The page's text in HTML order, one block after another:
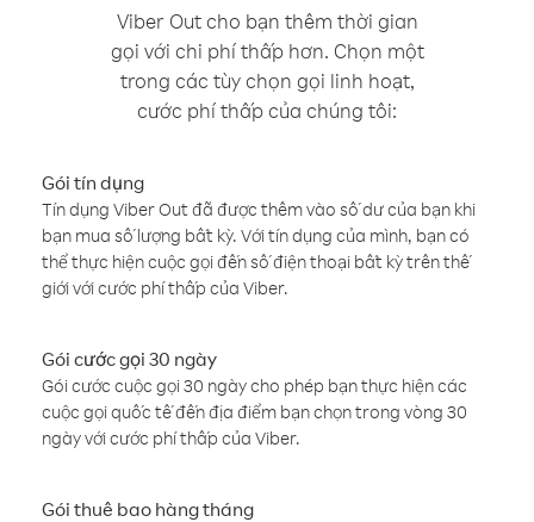
Viber Out cho bạn thêm thời gian
gọi với chi phí thấp hơn. Chọn một
trong các tùy chọn gọi linh hoạt,
cước phí thấp của chúng tôi:
Gói tín dụng
Tín dụng Viber Out đã được thêm vào số dư của bạn khi
bạn mua số lượng bất kỳ. Với tín dụng của mình, bạn có
thể thực hiện cuộc gọi đến số điện thoại bất kỳ trên thế
giới với cước phí thấp của Viber.
Gói cước gọi 30 ngày
Gói cước cuộc gọi 30 ngày cho phép bạn thực hiện các
cuộc gọi quốc tế đến địa điểm bạn chọn trong vòng 30
ngày với cước phí thấp của Viber.
Gói thuê bao hàng tháng